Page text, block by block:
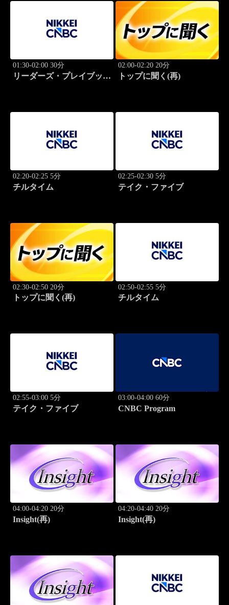
01:30-02:00 30分
リーダーズ・プレイブック
02:00-02:20 20分
トップに聞く(再)
02:20-02:25 5分
チルタイム
02:25-02:30 5分
テイク・ファイブ
02:30-02:50 20分
トップに聞く(再)
02:50-02:55 5分
チルタイム
02:55-03:00 5分
テイク・ファイブ
03:00-04:00 60分
CNBC Program
04:00-04:20 20分
Insight(再)
04:20-04:40 20分
Insight(再)